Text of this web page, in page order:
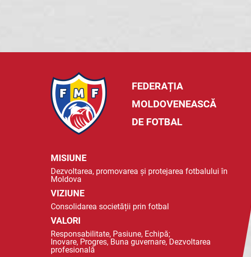
FEDERAȚIA
MOLDOVENEASCĂ
DE FOTBAL
MISIUNE
Dezvoltarea, promovarea și protejarea fotbalului în
Moldova
VIZIUNE
Consolidarea societății prin fotbal
VALORI
Responsabilitate, Pasiune, Echipă;
Inovare, Progres, Buna guvernare, Dezvoltarea
profesională